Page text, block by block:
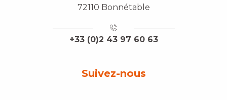
72110 Bonnétable
+33 (0)2 43 97 60 63
Suivez-nous